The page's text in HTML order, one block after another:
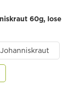
60g, lose
Johanniskraut